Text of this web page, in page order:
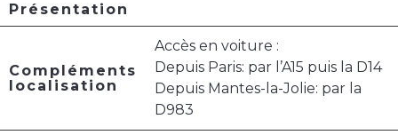
Présentation
Compléments
localisation
Accès en voiture :
Depuis Paris: par l’A15 puis la D14
Depuis Mantes-la-Jolie: par la
D983